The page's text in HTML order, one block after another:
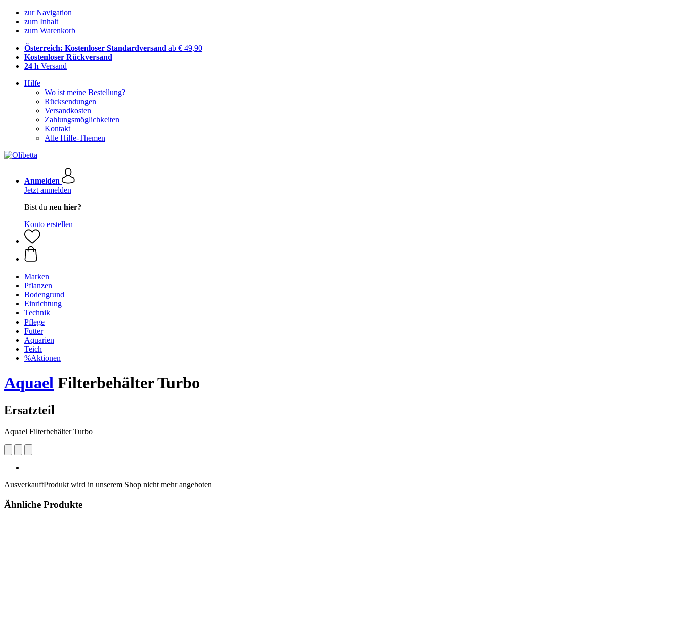
zur Navigation
zum Inhalt
zum Warenkorb
Österreich: Kostenloser Standardversand ab € 49,90
Kostenloser Rückversand
24 h Versand
Hilfe
Wo ist meine Bestellung?
Rücksendungen
Versandkosten
Zahlungsmöglichkeiten
Kontakt
Alle Hilfe-Themen
Anmelden
Jetzt anmelden
Bist du neu hier?
Konto erstellen
Marken
Pflanzen
Bodengrund
Einrichtung
Technik
Pflege
Futter
Aquarien
Teich
%Aktionen
Aquael Filterbehälter Turbo
Ersatzteil
Aquael Filterbehälter Turbo
AusverkauftProdukt wird in unserem Shop nicht mehr angeboten
Ähnliche Produkte